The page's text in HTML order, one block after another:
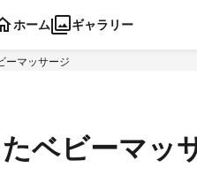
ホーム ギャラリー
ーマッサージ
ベビーマッ